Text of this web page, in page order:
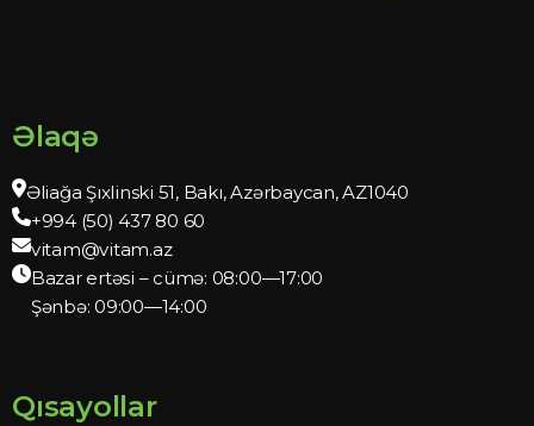
Əlaqə
Əliağa Şıxlinski 51, Bakı, Azərbaycan, AZ1040
+994 (50) 437 80 60
vitam@vitam.az
Bazar ertəsi – cümə: 08:00—17:00
Şənbə: 09:00—14:00
Qısayollar